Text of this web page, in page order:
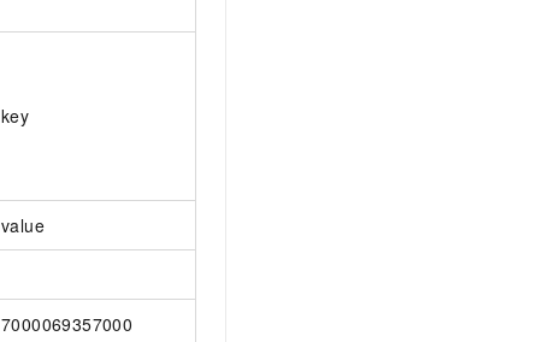
key
value
7000069357000